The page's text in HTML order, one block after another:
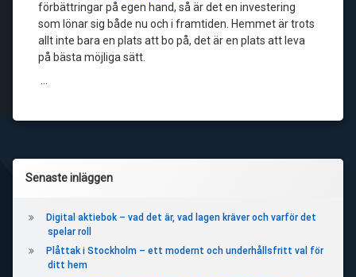
förbättringar på egen hand, så är det en investering
som lönar sig både nu och i framtiden. Hemmet är trots
allt inte bara en plats att bo på, det är en plats att leva
på bästa möjliga sätt.
Vänster
Senaste inläggen
Digital aktiebok – vad det är, vad lagen kräver och varför det
spelar roll
Plåttak i Stockholm – ett modernt och underhållsfritt val för
ditt hem